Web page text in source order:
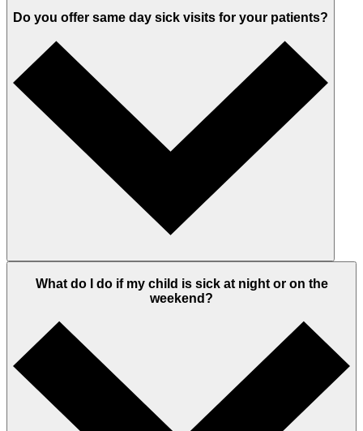
Do you offer same day sick visits for your patients?
What do I do if my child is sick at night or on the
weekend?